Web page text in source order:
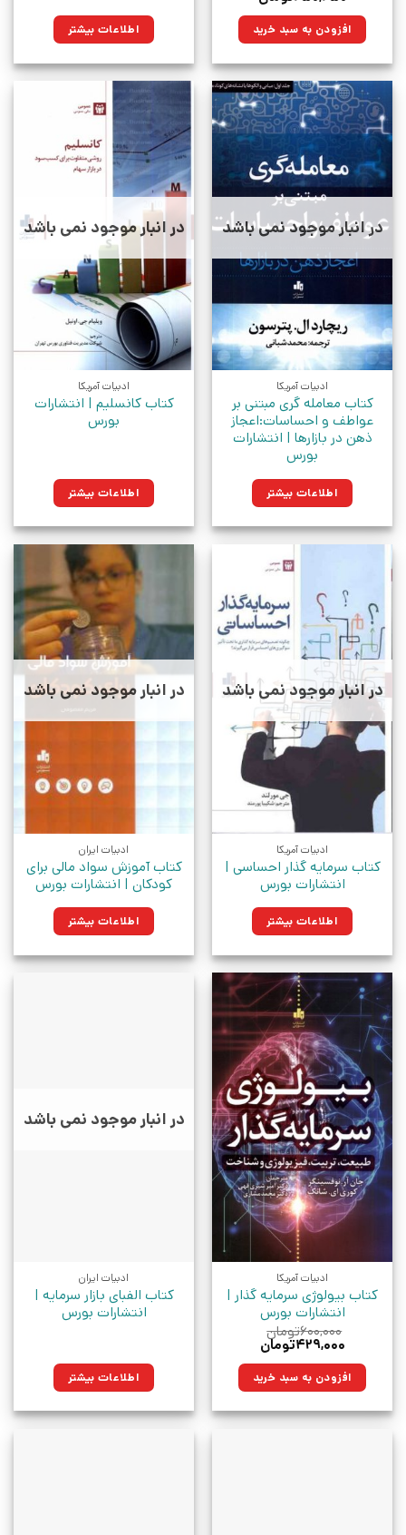
۳۵۰,۰۰۰تومان
بود.
۲۵۰,۲۵۰تومان.افزودن به سبد خرید اطلاعات بیشتر
در انبار موجود نمی باشد
ادبیات آمریکا
کتاب معامله گری مبتنی بر
عواطف و احساسات:اعجاز
ذهن در بازارها | انتشارات
بورس
اطلاعات بیشتر
در انبار موجود نمی باشد
ادبیات آمریکا
کتاب کانسلیم | انتشارات
بورس
اطلاعات بیشتر
در انبار موجود نمی باشد
ادبیات آمریکا
کتاب سرمایه گذار احساسی |
انتشارات بورس
اطلاعات بیشتر
در انبار موجود نمی باشد
ادبیات ایران
کتاب آموزش سواد مالی برای
کودکان | انتشارات بورس
اطلاعات بیشتر
ادبیات آمریکا
کتاب بیولوژی سرمایه گذار |
انتشارات بورس
۶۰۰,۰۰۰تومان
قیمت
۶۰۰,۰۰۰تومان
بود.
۴۲۹,۰۰۰تومان
۴۲۹,۰۰۰تومان.افزودن به سبد خرید
در انبار موجود نمی باشد
ادبیات ایران
کتاب الفبای بازار سرمایه |
انتشارات بورس
اطلاعات بیشتر